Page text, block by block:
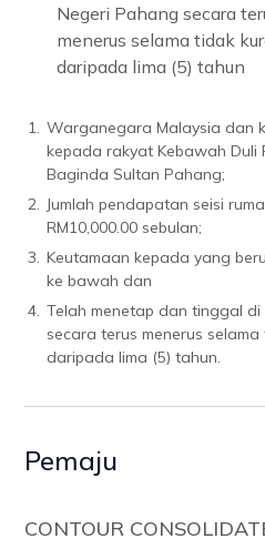
Negeri Pahang secara
menerus selama tidak
daripada lima (5) tahun
1. Warganegara Malaysia dan
kepada rakyat Kebawah Duli
Baginda Sultan Pahang;
2. Jumlah pendapatan seisi
RM10,000.00 sebulan;
3. Keutamaan kepada yang
ke bawah dan
4. Telah menetap dan tinggal
secara terus menerus
daripada lima (5) tahun.
Pemaju
CONTOUR